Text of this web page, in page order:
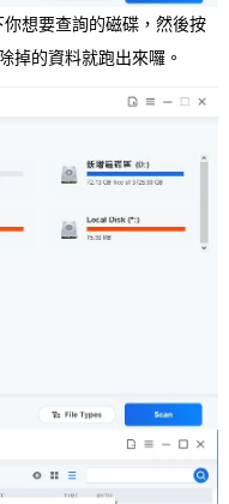
想要查詢的磁碟，然後按
掉的資料就跑出來囉。